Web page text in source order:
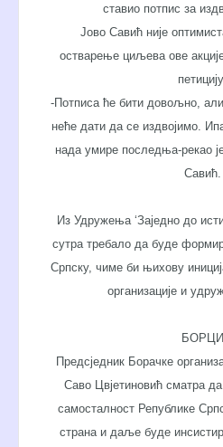
ставио потпис за
Јово Савић није
остварење циљева ове
-Потписа ће бити довољно,
неће дати да се издвојимо.
нада умире последња-рекао
Савић.
Из Удружења ‘Заједно до
сутра требало да буде
Српску, чиме би њихову
организације и
БОРЦИ
Предсједник Борачке
Саво Цвјетиновић сматра
самосталност Републике
страна и даље буде